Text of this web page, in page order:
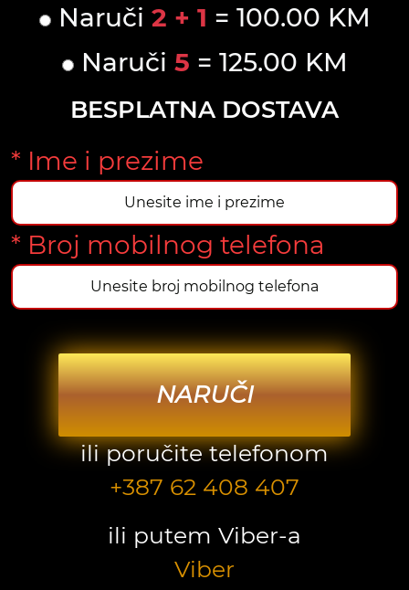
Naruči 2 + 1 = 100.00 KM
Naruči 5 = 125.00 KM
BESPLATNA DOSTAVA
* Ime i prezime
* Broj mobilnog telefona
NARUČI
ili poručite telefonom
+387 62 408 407
ili putem Viber-a
Viber